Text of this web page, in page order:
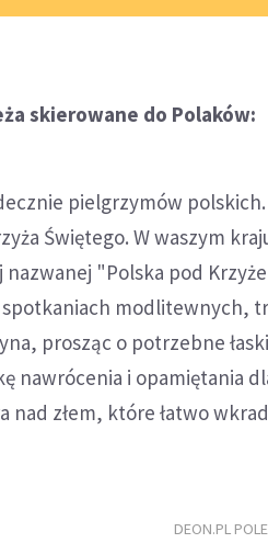
skierowane do Polaków:
pielgrzymów
Świętego. W waszym
nazwanej "Polska pod
modlitewnych,
prosząc o potrzebne
nawrócenia i opamiętania
nad złem, które łatwo
DEON.PL